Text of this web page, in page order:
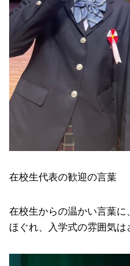
在校生代表の歓迎の言葉
在校生からの温かい言葉
ほぐれ、入学式の雰囲気は